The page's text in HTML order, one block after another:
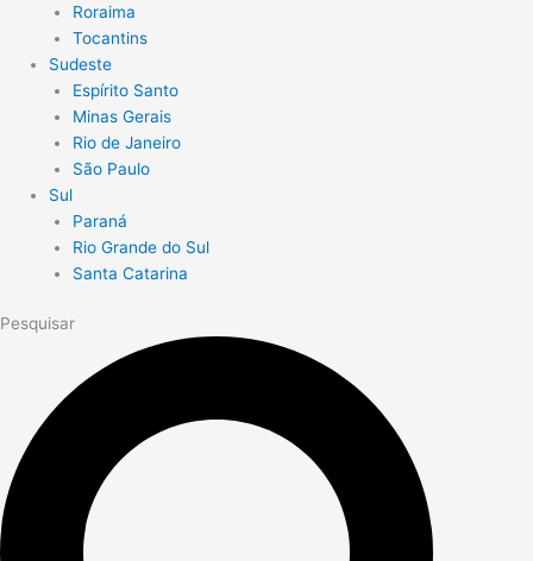
Roraima
Tocantins
Sudeste
Espírito Santo
Minas Gerais
Rio de Janeiro
São Paulo
Sul
Paraná
Rio Grande do Sul
Santa Catarina
Pesquisar